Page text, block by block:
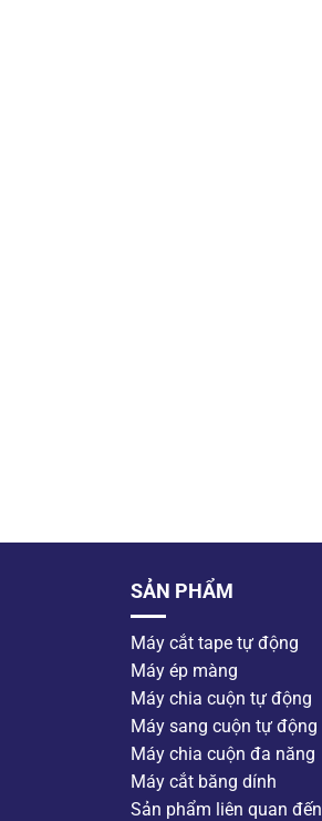
SẢN PHẨM
Máy cắt tape tự động
Máy ép màng
Máy chia cuộn tự động
Máy sang cuộn tự động
Máy chia cuộn đa năng
Máy cắt băng dính
Sản phẩm liên quan đến